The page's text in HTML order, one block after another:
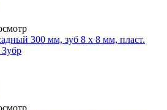
300 мм, зуб 8 х 8 мм, пласт.